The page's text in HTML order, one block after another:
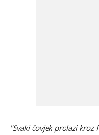
"Svaki čovjek prolazi kroz